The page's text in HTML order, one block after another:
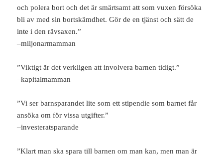
och polera bort och det är smärtsamt att som vuxen försöka
bli av med sin bortskämdhet. Gör de en tjänst och sätt de
inte i den rävsaxen.”
–miljonarmamman
”Viktigt är det verkligen att involvera barnen tidigt.”
–kapitalmamman
”Vi ser barnsparandet lite som ett stipendie som barnet får
ansöka om för vissa utgifter.”
–investeratsparande
”Klart man ska spara till barnen om man kan, men man är